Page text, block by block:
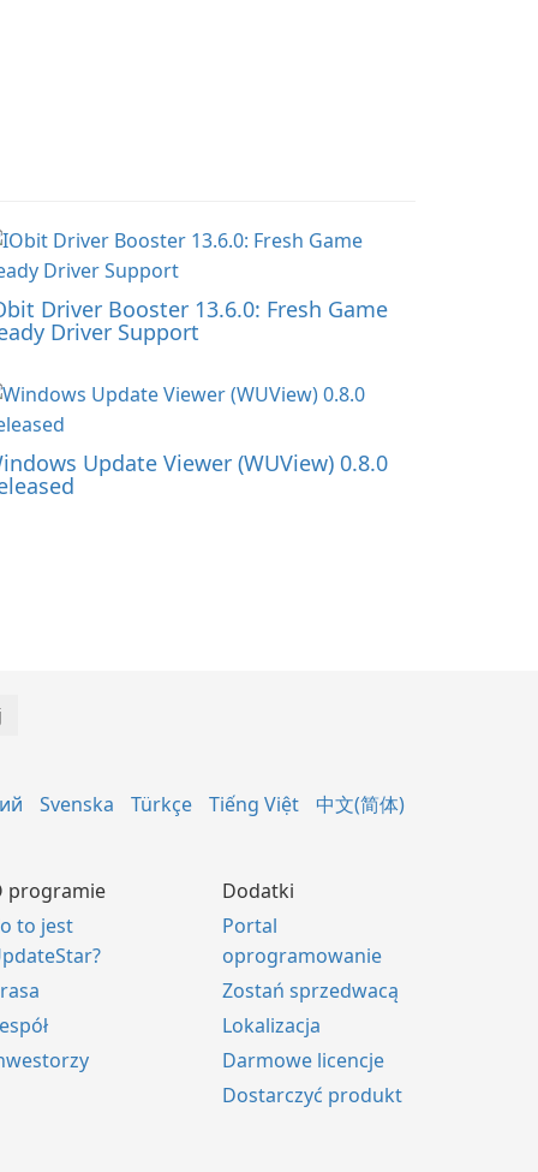
Driver Booster 13.6.0: Fresh Game
Driver Support
Update Viewer (WUView) 0.8.0
Svenska Türkçe Tiếng Việt
中文(简体)
programie
to jest
Dodatki
Portal
oprogramowanie
Zostań sprzedwacą
Lokalizacja
Darmowe licencje
Dostarczyć produkt